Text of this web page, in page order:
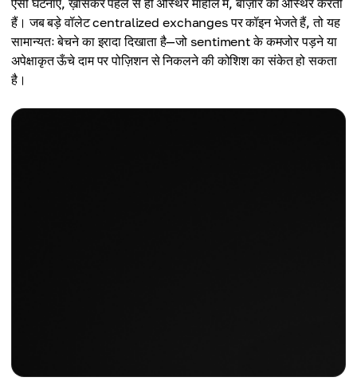
ऐसी घटनाएँ, ख़ासकर पहले से ही अस्थिर माहौल में, बाज़ार को अस्थिर करती
हैं। जब बड़े वॉलेट centralized exchanges पर कॉइन भेजते हैं, तो यह
सामान्यतः बेचने का इरादा दिखाता है—जो sentiment के कमजोर पड़ने या
अपेक्षाकृत ऊँचे दाम पर पोज़िशन से निकलने की कोशिश का संकेत हो सकता
है।